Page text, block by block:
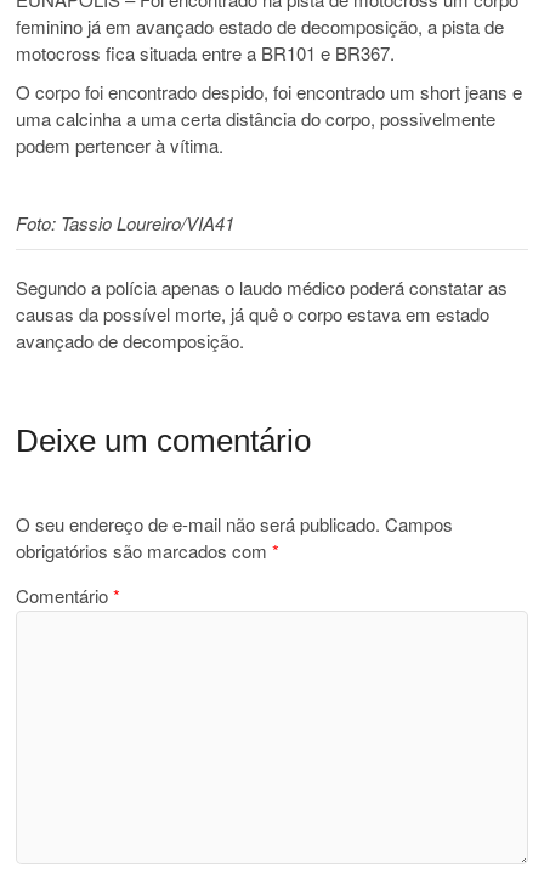
feminino já em avançado estado de decomposição, a pista de
motocross fica situada entre a BR101 e BR367.
O corpo foi encontrado despido, foi encontrado um short jeans e
uma calcinha a uma certa distância do corpo, possivelmente
podem pertencer à vítima.
Foto: Tassio Loureiro/VIA41
Segundo a polícia apenas o laudo médico poderá constatar as
causas da possível morte, já quê o corpo estava em estado
avançado de decomposição.
Deixe um comentário
O seu endereço de e-mail não será publicado. Campos
obrigatórios são marcados com*
Comentário*